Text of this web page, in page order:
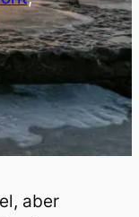
aber